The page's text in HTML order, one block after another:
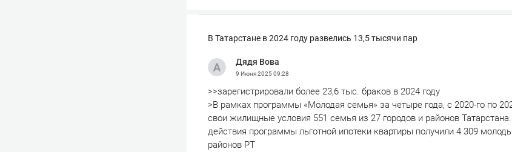
В Татарстане в 2024 году развелись 13,5 тысячи пар
Дядя Вова
9 Июня 202509:28
>>зарегистрировали более 23,6 тыс. браков в 2024 году
>В рамках программы «Молодая семья» за четыре года, с 2020-го по
свои жилищные условия 551 семья из 27 городов и районов
действия программы льготной ипотеки квартиры получили 4 309
районов РТ